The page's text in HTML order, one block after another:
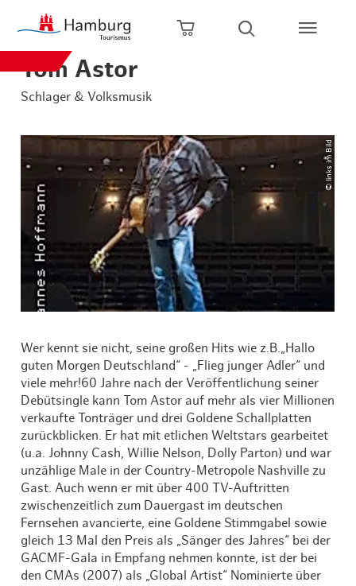
Zum Hauptinhalt springen
Zur Hauptnavigation springen
Zur Volltextsuche springen
Zum Footer springen
Warenkorb öffnen
Suche öffnen
Tom Astor
Schlager & Volksmusik
© links im Bild
Wer kennt sie nicht, seine großen Hits wie z.B.„Hallo
guten Morgen Deutschland“ - „Flieg junger Adler“ und
viele mehr!60 Jahre nach der Veröffentlichung seiner
Debütsingle kann Tom Astor auf mehr als vier Millionen
verkaufte Tonträger und drei Goldene Schallplatten
zurückblicken. Er hat mit etlichen Weltstars gearbeitet
(u.a. Johnny Cash, Willie Nelson, Dolly Parton) und war
unzählige Male in der Country-Metropole Nashville zu
Gast. Auch wenn er mit über 400 TV-Auftritten
zwischenzeitlich zum Dauergast im deutschen
Fernsehen avancierte, eine Goldene Stimmgabel sowie
gleich 13 Mal den Preis als „Sänger des Jahres“ bei der
GACMF-Gala in Empfang nehmen konnte, ist der bei
den CMAs (2007) als „Global Artist“ Nominierte über